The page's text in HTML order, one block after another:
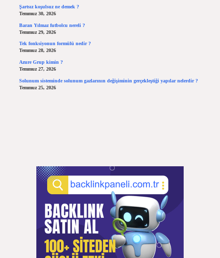
Şartsız koşulsuz ne demek ?
Temmuz 30, 2026
Baran Yılmaz futbolcu nereli ?
Temmuz 29, 2026
Tek fonksiyonun formülü nedir ?
Temmuz 28, 2026
Azure Grup kimin ?
Temmuz 27, 2026
Solunum sisteminde solunum gazlarının değişiminin gerçekleştiği yapılar nelerdir ?
Temmuz 25, 2026